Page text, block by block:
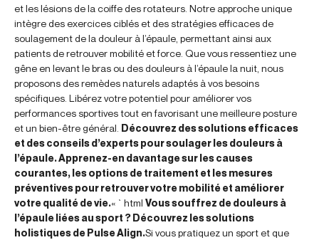
et les lésions de la coiffe des rotateurs. Notre approche unique
intègre des exercices ciblés et des stratégies efficaces de
soulagement de la douleur à l’épaule, permettant ainsi aux
patients de retrouver mobilité et force. Que vous ressentiez une
gêne en levant le bras ou des douleurs à l’épaule la nuit, nous
proposons des remèdes naturels adaptés à vos besoins
spécifiques. Libérez votre potentiel pour améliorer vos
performances sportives tout en favorisant une meilleure posture
et un bien-être général. Découvrez des solutions efficaces
et des conseils d’experts pour soulager les douleurs à
l’épaule. Apprenez-en davantage sur les causes
courantes, les options de traitement et les mesures
préventives pour retrouver votre mobilité et améliorer
votre qualité de vie.« `html Vous souffrez de douleurs à
l’épaule liées au sport ? Découvrez les solutions
holistiques de Pulse Align.Si vous pratiquez un sport et que